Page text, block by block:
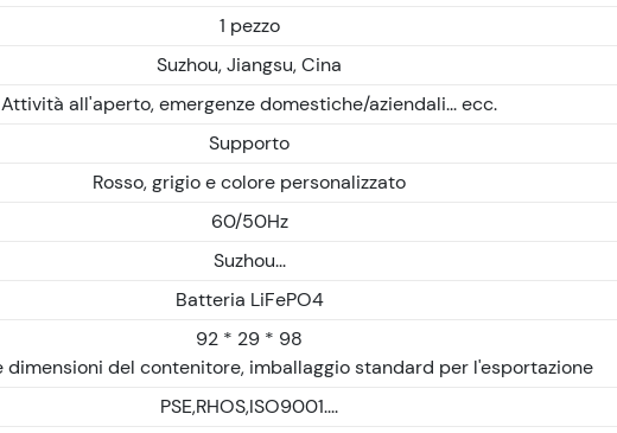
1 pezzo
Suzhou, Jiangsu, Cina
Attività all'aperto, emergenze domestiche/aziendali... ecc.
Supporto
Rosso, grigio e colore personalizzato
60/50Hz
Suzhou...
Batteria LiFePO4
92 * 29 * 98
dimensioni del contenitore, imballaggio standard per l'esportazione
PSE,RHOS,ISO9001....